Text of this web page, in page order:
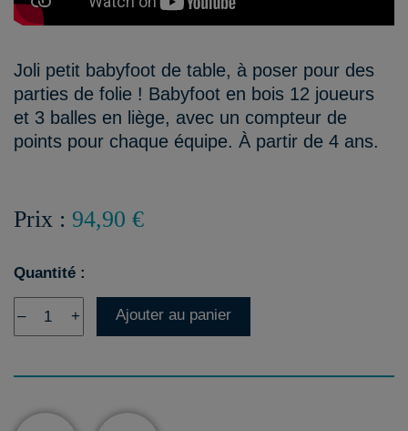
Joli petit babyfoot de table, à poser pour des
parties de folie ! Babyfoot en bois 12 joueurs
et 3 balles en liège, avec un compteur de
points pour chaque équipe. À partir de 4 ans.
Prix : 94,90 €
Quantité :
– + Ajouter au panier